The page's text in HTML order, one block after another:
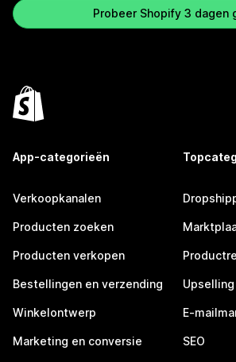
Probeer Shopify 3 dagen
App-categorieën
Verkoopkanalen
Producten zoeken
Producten verkopen
Bestellingen en verzending
Winkelontwerp
Marketing en conversie
E-
SEO